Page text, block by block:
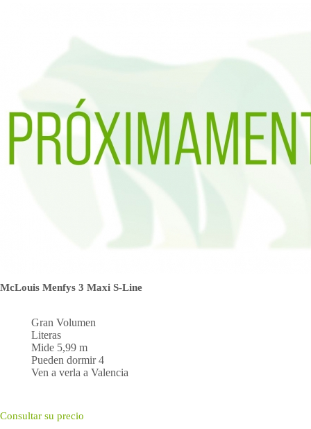
McLouis Menfys 3 Maxi S-Line
Gran Volumen
Literas
Mide 5,99 m
Pueden dormir 4
Ven a verla a Valencia
Consultar su precio